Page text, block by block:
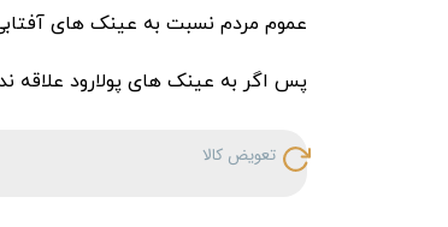
عموم مردم نسبت به عینک های
پس اگر به عینک های پولارود علاقه
تعویض کالا